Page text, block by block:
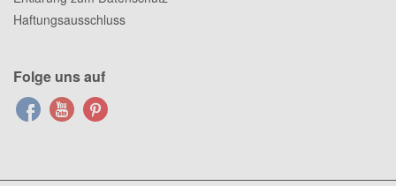
Haftungsausschluss
Folge uns auf